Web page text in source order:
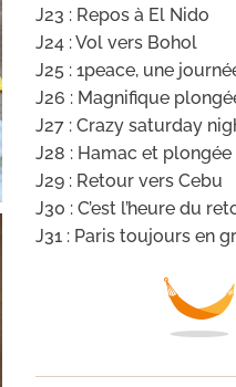
J23 : Repos à El Nido
J24 : Vol vers Bohol
J25 : 1peace, une
J26 : Magnifique
J27 : Crazy saturday
J28 : Hamac et plongée
J29 : Retour vers Cebu
J30 : C’est l’heure du
J31 : Paris toujours en